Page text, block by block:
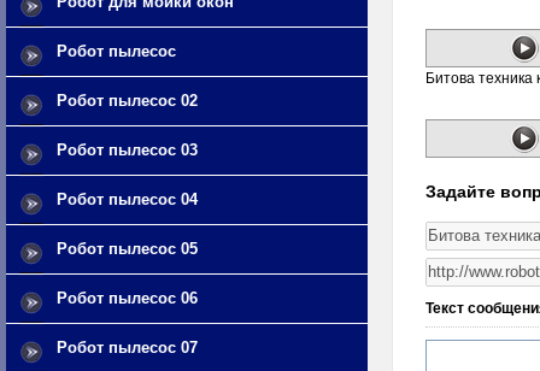
Робот пылесос
Робот пылесос 02
Робот пылесос 03
Робот пылесос 04
Робот пылесос 05
Робот пылесос 06
Робот пылесос 07
Битова техника
Задайте
Текст